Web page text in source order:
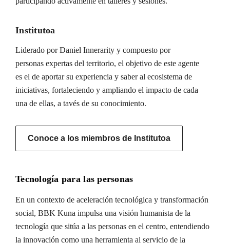
Institutoa
Liderado por Daniel Innerarity y compuesto por
personas expertas del territorio, el objetivo de este agente
es el de aportar su experiencia y saber al ecosistema de
iniciativas, fortaleciendo y ampliando el impacto de cada
una de ellas, a tavés de su conocimiento.
Conoce a los miembros de Institutoa
Tecnología para las personas
En un contexto de aceleración tecnológica y transformación
social, BBK Kuna impulsa una visión humanista de la
tecnología que sitúa a las personas en el centro, entendiendo
la innovación como una herramienta al servicio de la